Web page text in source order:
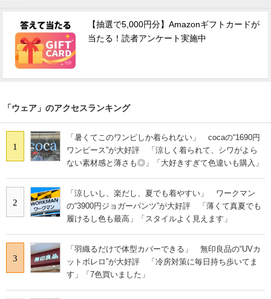
【抽選で5,000円分】Amazonギフトカードが
当たる！読者アンケート実施中
「ウェア」のアクセスランキング
1
「暑くてこのワンピしか着られない」 cocaの“1690円
ワンピース”が大好評 「涼しく着られて、シワがよら
ない素材感と薄さも◎」「大好きすぎて色違いも購入」
2
「涼しいし、楽だし、夏でも着やすい」 ワークマン
の“3900円ジョガーパンツ”が大好評 「薄くて真夏でも
履けるし色も最高」「スタイルよく見えます」
3
「羽織るだけで体型カバーできる」 無印良品の“UVカ
ットボレロ”が大好評 「冷房対策に毎日持ち歩いてま
す」「7色買いました」